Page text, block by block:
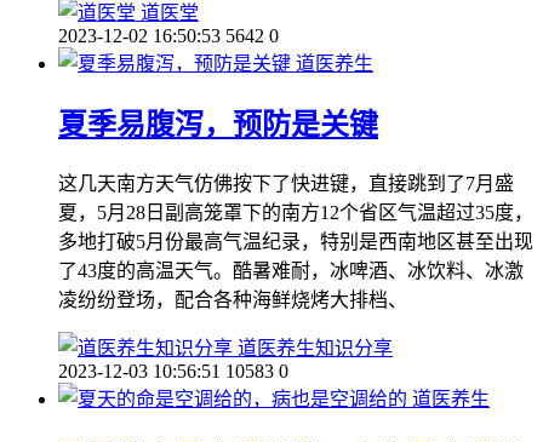
道医堂
2023-12-02 16:50:53 5642 0
道医养生
夏季易腹泻，预防是关键
这几天南方天气仿佛按下了快进键，直接跳到了7月盛
夏，5月28日副高笼罩下的南方12个省区气温超过35度，
多地打破5月份最高气温纪录，特别是西南地区甚至出现
了43度的高温天气。酷暑难耐，冰啤酒、冰饮料、冰激
凌纷纷登场，配合各种海鲜烧烤大排档、
道医养生知识分享
2023-12-03 10:56:51 10583 0
道医养生